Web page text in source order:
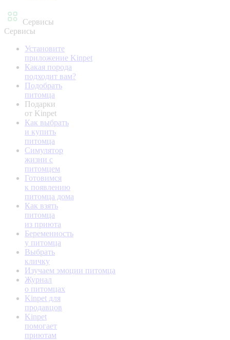
Сервисы
Сервисы
Установите
приложение Kinpet
Какая порода
подходит вам?
Подобрать
питомца
Подарки
от Kinpet
Как выбрать
и купить
питомца
Симулятор
жизни с
питомцем
Готовимся
к появлению
питомца дома
Как взять
питомца
из приюта
Беременность
у питомца
Выбрать
кличку
Изучаем эмоции питомца
Журнал
о питомцах
Kinpet для
продавцов
Kinpet
помогает
приютам